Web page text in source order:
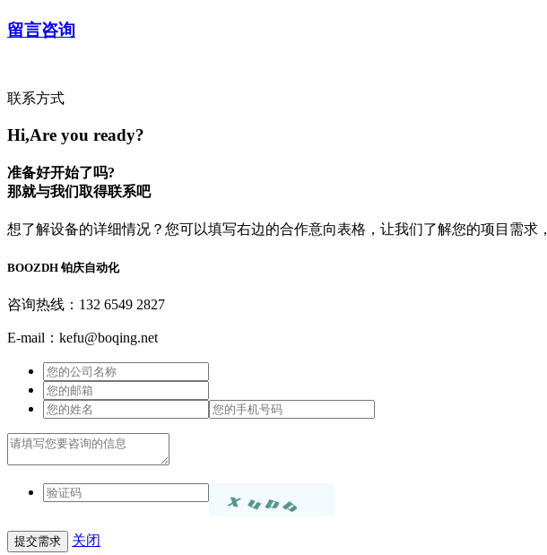
留言咨询
联系方式
Hi,Are you ready?
准备好开始了吗?
那就与我们取得联系吧
想了解设备的详细情况？您可以填写右边的合作意向表格，让我们了解您的项目需
BOOZDH 铂庆自动化
咨询热线：132 6549 2827
E-mail：kefu@boqing.net
关闭